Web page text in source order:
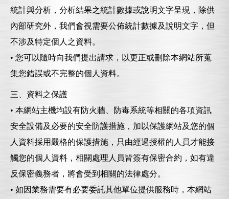
統計與分析，分析結果之統計數據或說明文字呈現，除供
內部研究外，我們會視需要公佈統計數據及說明文字，但
不涉及特定個人之資料。
• 您可以隨時向我們提出請求，以更正或刪除本網站所蒐
集您錯誤或不完整的個人資料。
三、資料之保護
• 本網站主機均設有防火牆、防毒系統等相關的各項資訊
安全設備及必要的安全防護措施，加以保護網站及您的個
人資料採用嚴格的保護措施，只由經過授權的人員才能接
觸您的個人資料，相關處理人員皆簽有保密合約，如有違
反保密義務者，將會受到相關的法律處分。
• 如因業務需要有必要委託其他單位提供服務時，本網站